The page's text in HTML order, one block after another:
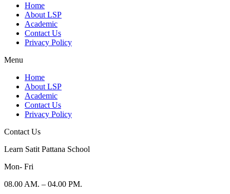
Home
About LSP
Academic
Contact Us
Privacy Policy
Menu
Home
About LSP
Academic
Contact Us
Privacy Policy
Contact Us
Learn Satit Pattana School
Mon- Fri
08.00 AM. – 04.00 PM.